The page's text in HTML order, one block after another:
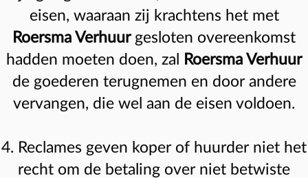
eisen, waaraan zij krachtens het met
Roersma Verhuurgesloten overeenkomst
hadden moeten doen, zal
Roersma Verhuur
de goederen terugnemen en door andere
vervangen, die wel aan de eisen voldoen.
4. Reclames geven koper of huurder niet het
recht om de betaling over niet betwiste